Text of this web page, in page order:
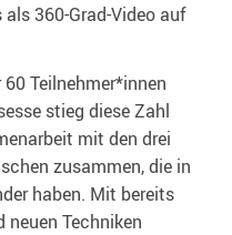
360-Grad-Video auf
Teilnehmer*innen
stieg diese Zahl
mit den drei
zusammen, die in
haben. Mit bereits
Techniken